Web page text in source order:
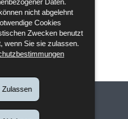
Daten.
nicht abgelehnt
Cookies
Zwecken benutzt
wenn Sie sie zulassen.
Zulassen